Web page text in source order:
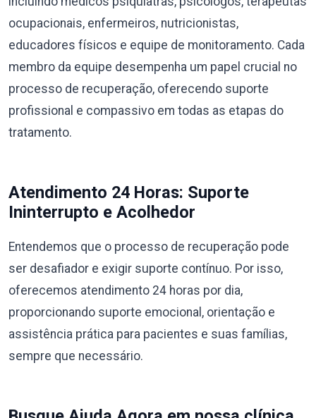
ocupacionais, enfermeiros, nutricionistas,
educadores físicos e equipe de monitoramento. Cada
membro da equipe desempenha um papel crucial no
processo de recuperação, oferecendo suporte
profissional e compassivo em todas as etapas do
tratamento.
Atendimento 24 Horas: Suporte
Ininterrupto e Acolhedor
Entendemos que o processo de recuperação pode
ser desafiador e exigir suporte contínuo. Por isso,
oferecemos atendimento 24 horas por dia,
proporcionando suporte emocional, orientação e
assistência prática para pacientes e suas famílias,
sempre que necessário.